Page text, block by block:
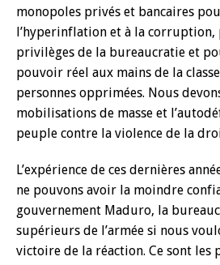
monopoles privés et bancaires
l’hyperinflation et à la corruption,
privilèges de la bureaucratie et
pouvoir réel aux mains de la
personnes opprimées. Nous
mobilisations de masse et
peuple contre la violence de la
L’expérience de ces dernières
ne pouvons avoir la moindre
gouvernement Maduro, la
supérieurs de l’armée si nous
victoire de la réaction. Ce sont